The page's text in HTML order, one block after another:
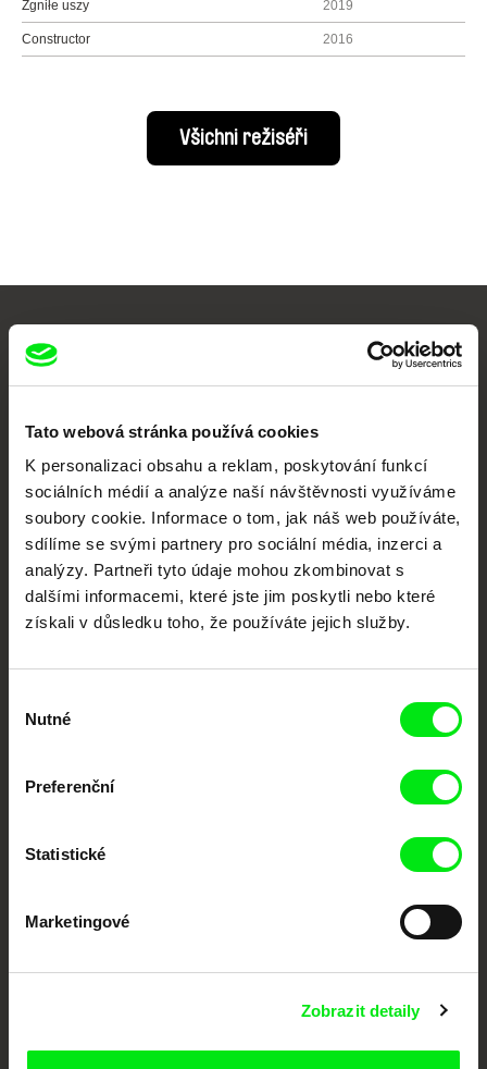
Tato webová stránka používá cookies
K personalizaci obsahu a reklam, poskytování funkcí
sociálních médií a analýze naší návštěvnosti využíváme
soubory cookie. Informace o tom, jak náš web používáte,
sdílíme se svými partnery pro sociální média, inzerci a
analýzy. Partneři tyto údaje mohou zkombinovat s
dalšími informacemi, které jste jim poskytli nebo které
získali v důsledku toho, že používáte jejich služby.
souhlasu
Nutné
Preferenční
Statistické
Marketingové
Zobrazit detaily
Zgniłe uszy 2019
Constructor 2016
Všichni režiséři
dokumentární kino
Nové festivalové filmy
každý týden
Portál DAFilms.cz je výsledkem tvůrčí spolupráce 7 klíčových evropských
festivalů dokumentárního filmu sdružených do Doc Alliance. Naším cílem je
posouvat hranice dokumentárního filmu, propagovat jeho rozmanitost a
podporovat kvalitní autorské filmy.
Členové Doc Alliance